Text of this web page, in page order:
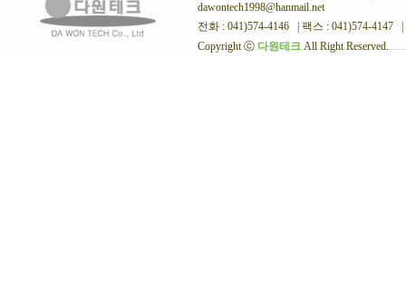
dawontech1998@hanmail.net
전화 : 041)574-4146 | 팩스 : 041)574-4147
Copyright ⓒ다원테크All Right Reserved.